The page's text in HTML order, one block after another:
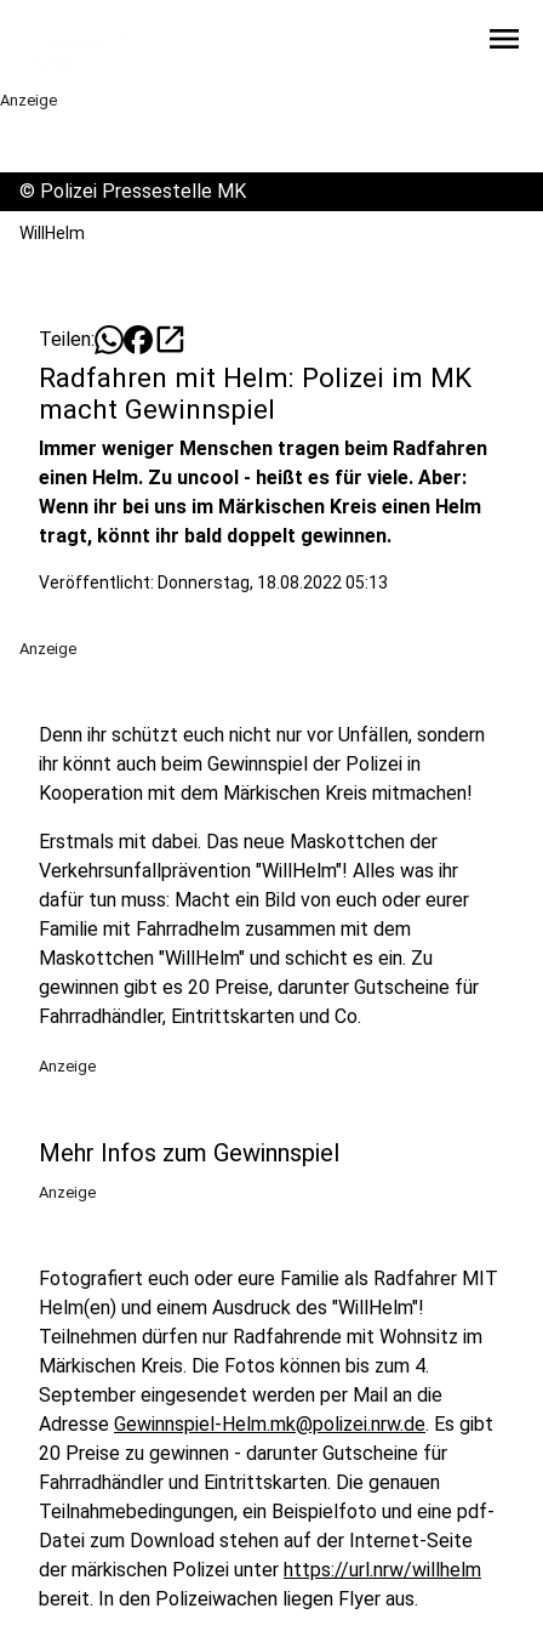
menu
Anzeige
© Polizei Pressestelle MK
WillHelm
Teilen: open_in_new
Radfahren mit Helm: Polizei im MK
macht Gewinnspiel
Immer weniger Menschen tragen beim Radfahren
einen Helm. Zu uncool - heißt es für viele. Aber:
Wenn ihr bei uns im Märkischen Kreis einen Helm
tragt, könnt ihr bald doppelt gewinnen.
Veröffentlicht: Donnerstag, 18.08.2022 05:13
Anzeige
Denn ihr schützt euch nicht nur vor Unfällen, sondern
ihr könnt auch beim Gewinnspiel der Polizei in
Kooperation mit dem Märkischen Kreis mitmachen!
Erstmals mit dabei. Das neue Maskottchen der
Verkehrsunfallprävention "WillHelm"! Alles was ihr
dafür tun muss: Macht ein Bild von euch oder eurer
Familie mit Fahrradhelm zusammen mit dem
Maskottchen "WillHelm" und schicht es ein. Zu
gewinnen gibt es 20 Preise, darunter Gutscheine für
Fahrradhändler, Eintrittskarten und Co.
Anzeige
Mehr Infos zum Gewinnspiel
Anzeige
Fotografiert euch oder eure Familie als Radfahrer MIT
Helm(en) und einem Ausdruck des "WillHelm"!
Teilnehmen dürfen nur Radfahrende mit Wohnsitz im
Märkischen Kreis. Die Fotos können bis zum 4.
September eingesendet werden per Mail an die
Adresse Gewinnspiel-Helm.mk@polizei.nrw.de. Es gibt
20 Preise zu gewinnen - darunter Gutscheine für
Fahrradhändler und Eintrittskarten. Die genauen
Teilnahmebedingungen, ein Beispielfoto und eine pdf-
Datei zum Download stehen auf der Internet-Seite
der märkischen Polizei unter https://url.nrw/willhelm
bereit. In den Polizeiwachen liegen Flyer aus.